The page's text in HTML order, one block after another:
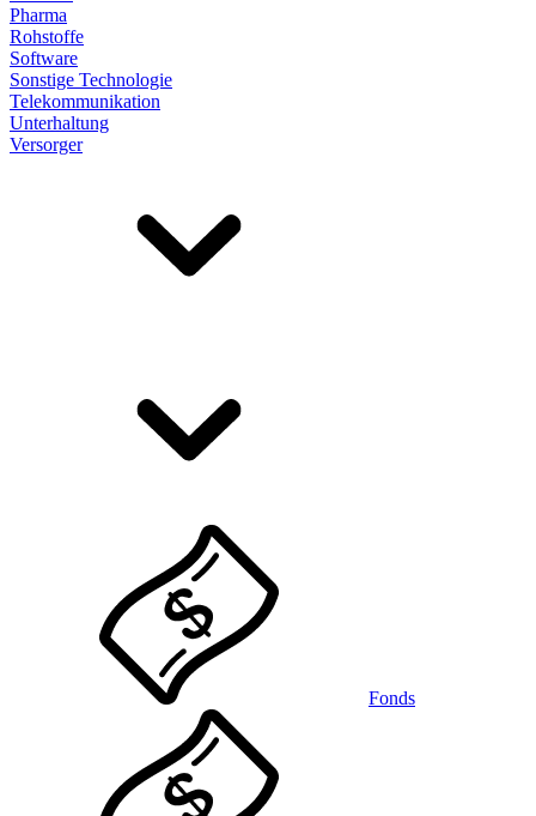
Pharma
Rohstoffe
Software
Sonstige Technologie
Telekommunikation
Unterhaltung
Versorger
Fonds